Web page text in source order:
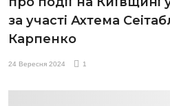
за участі Ахтема
Карпенко
24 Вересня 2024 1